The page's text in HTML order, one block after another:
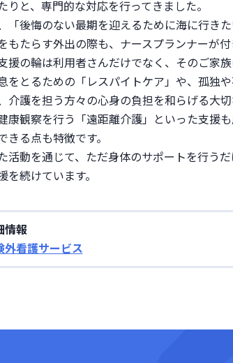
りと、専門的な対応を行ってきました。
「後悔のない最期を迎えるために海に行き
もたらす外出の際も、ナースプランナーが
援の輪は利用者さんだけでなく、そのご家
をとるための「レスパイトケア」や、孤独
介護を担う方々の心身の負担を和らげる大
康観察を行う「遠距離介護」といった支援
きる点も特徴です。
活動を通じて、ただ身体のサポートを行う
を続けています。
情報
外看護サービス